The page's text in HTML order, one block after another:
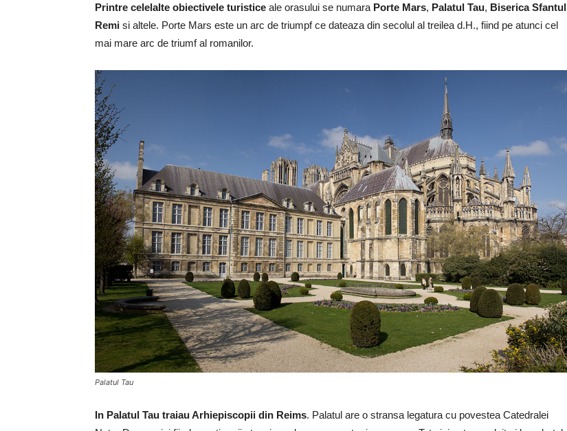
Printre celelalte obiectivele turistice ale orasului se numara Porte Mars, Palatul Tau, Biserica Sfantul
Remi si altele. Porte Mars este un arc de triumpf ce dateaza din secolul al treilea d.H., fiind pe atunci cel
mai mare arc de triumf al romanilor.
Palatul Tau
In Palatul Tau traiau Arhiepiscopii din Reims. Palatul are o stransa legatura cu povestea Catedralei